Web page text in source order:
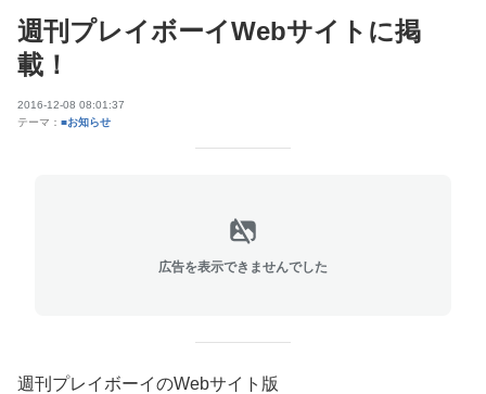
週刊プレイボーイWebサイトに掲
載！
2016-12-08 08:01:37
テーマ： ■お知らせ
広告を表示できませんでした
週刊プレイボーイのWebサイト版